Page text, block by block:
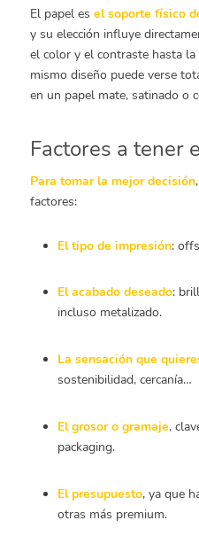
El papel es el soporte físico
y su elección influye
el color y el contraste hasta
mismo diseño puede verse
en un papel mate, satinado o
Factores a tener
Para tomar la mejor decisión
factores:
El tipo de impresión:
El acabado deseado:
incluso metalizado.
La sensación que
sostenibilidad, cercanía…
El grosor o gramaje,
packaging.
El presupuesto, ya que
otras más premium.